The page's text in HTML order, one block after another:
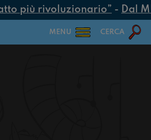
più rivoluzionario”- Dal
MENU CERCA